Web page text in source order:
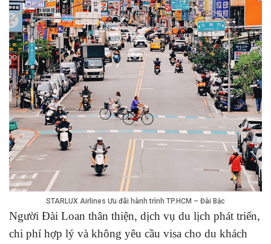
STARLUX Airlines Ưu đãi hành trình TP.HCM – Đài Bắc
Người Đài Loan thân thiện, dịch vụ du lịch phát triển,
chi phí hợp lý và không yêu cầu visa cho du khách